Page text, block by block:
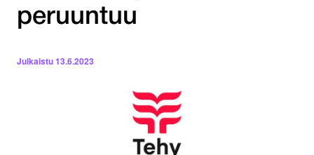
peruuntuu
Julkaistu13.6.2023